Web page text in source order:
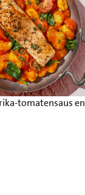
tomatensaus en